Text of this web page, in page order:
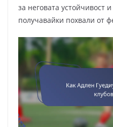
за неговата устойчивост
получавайки похвали от